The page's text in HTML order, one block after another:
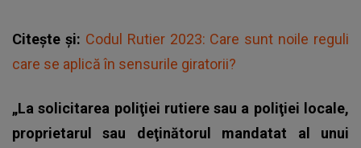
Citește și: Codul Rutier 2023: Care sunt noile reguli
care se aplică în sensurile giratorii?
„La solicitarea poliţiei rutiere sau a poliţiei locale,
proprietarul sau deţinătorul mandatat al unui